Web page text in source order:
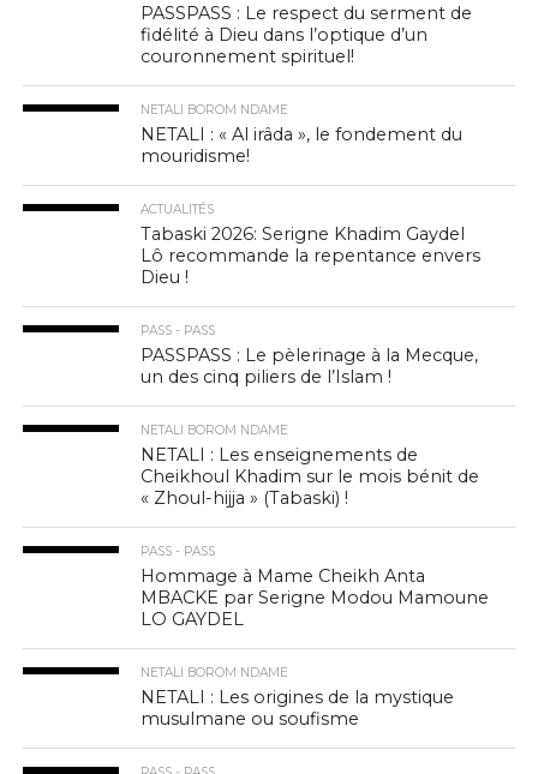
PASSPASS : Le respect du serment de
fidélité à Dieu dans l’optique d’un
couronnement spirituel!
NETALI BOROM NDAME
NETALI : « Al irâda », le fondement du
mouridisme!
ACTUALITÉS
Tabaski 2026: Serigne Khadim Gaydel
Lô recommande la repentance envers
Dieu !
PASS - PASS
PASSPASS : Le pèlerinage à la Mecque,
un des cinq piliers de l’Islam !
NETALI BOROM NDAME
NETALI : Les enseignements de
Cheikhoul Khadim sur le mois bénit de
« Zhoul-hijja » (Tabaski) !
PASS - PASS
Hommage à Mame Cheikh Anta
MBACKE par Serigne Modou Mamoune
LO GAYDEL
NETALI BOROM NDAME
NETALI : Les origines de la mystique
musulmane ou soufisme